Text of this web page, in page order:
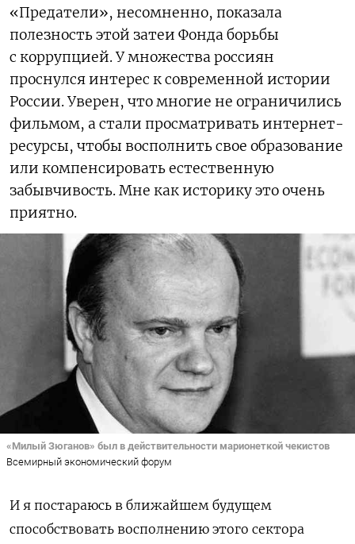
«Предатели», несомненно, показала
полезность этой затеи Фонда борьбы
с коррупцией. У множества россиян
проснулся интерес к современной истории
России. Уверен, что многие не ограничились
фильмом, а стали просматривать интернет-
ресурсы, чтобы восполнить свое образование
или компенсировать естественную
забывчивость. Мне как историку это очень
приятно.
«Милый Зюганов» был в действительности марионеткой чекистов
Всемирный экономический форум
И я постараюсь в ближайшем будущем
способствовать восполнению этого сектора